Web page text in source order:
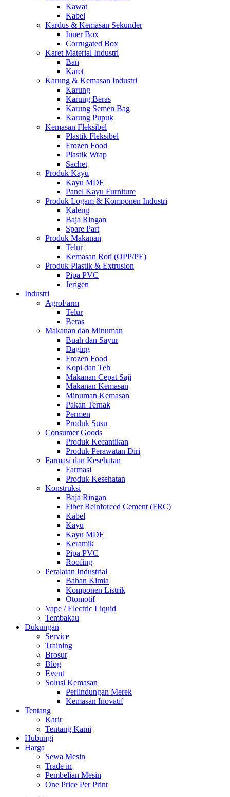
Kawat
Kabel
Kardus & Kemasan Sekunder
Inner Box
Corrugated Box
Karet Material Industri
Ban
Karet
Karung & Kemasan Industri
Karung
Karung Beras
Karung Semen Bag
Karung Pupuk
Kemasan Fleksibel
Plastik Fleksibel
Frozen Food
Plastik Wrap
Sachet
Produk Kayu
Kayu MDF
Panel Kayu Furniture
Produk Logam & Komponen Industri
Kaleng
Baja Ringan
Spare Part
Produk Makanan
Telur
Kemasan Roti (OPP/PE)
Produk Plastik & Extrusion
Pipa PVC
Jerigen
Industri
AgroFarm
Telur
Beras
Makanan dan Minuman
Buah dan Sayur
Daging
Frozen Food
Kopi dan Teh
Makanan Cepat Saji
Makanan Kemasan
Minuman Kemasan
Pakan Ternak
Permen
Produk Susu
Consumer Goods
Produk Kecantikan
Produk Perawatan Diri
Farmasi dan Kesehatan
Farmasi
Produk Kesehatan
Konstruksi
Baja Ringan
Fiber Reinforced Cement (FRC)
Kabel
Kayu
Kayu MDF
Keramik
Pipa PVC
Roofing
Peralatan Industrial
Bahan Kimia
Komponen Listrik
Otomotif
Vape / Electric Liquid
Tembakau
Dukungan
Service
Training
Brosur
Blog
Event
Solusi Kemasan
Perlindungan Merek
Kemasan Inovatif
Tentang
Karir
Tentang Kami
Hubungi
Harga
Sewa Mesin
Trade in
Pembelian Mesin
One Price Per Print